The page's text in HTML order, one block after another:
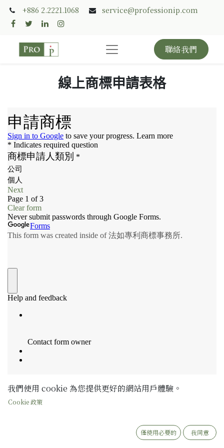
+886 2.2221.1068 service@professionip.com
聯絡我們
線上商標申請表格
我們使用 cookie 為您提供更好的網站用戶體驗。
Cookie 政策
僅使用必要的 我同意